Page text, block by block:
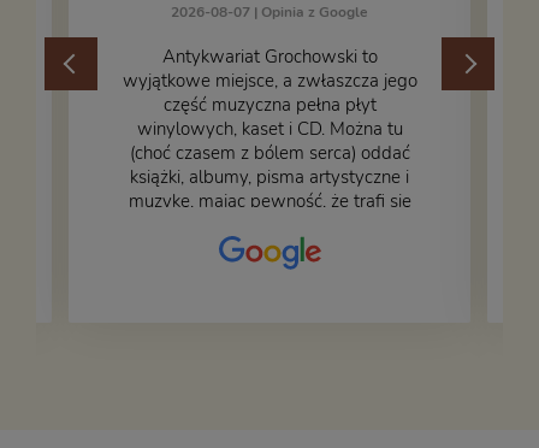
2026-08-07 | Opinia z Google
​Antykwariat Grochowski to
wyjątkowe miejsce, a zwłaszcza jego
część muzyczna pełna płyt
winylowych, kaset i CD. Można tu
(choć czasem z bólem serca) oddać
książki, albumy, pisma artystyczne i
muzykę, mając pewność, że trafi się
– nasze książki w trakcie
przepakowywania. Część oddaliśmy